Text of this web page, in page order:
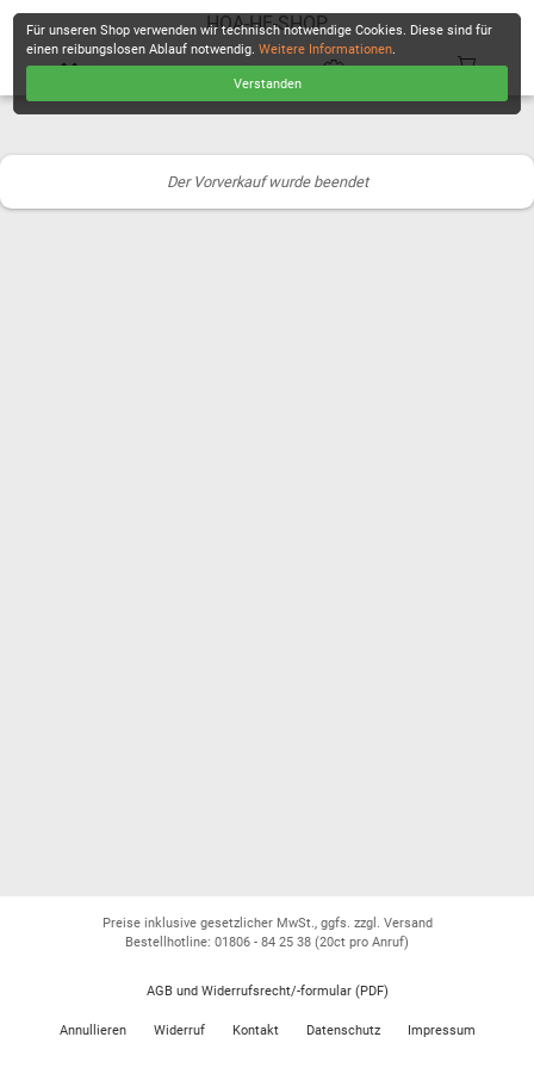
HOA-HF-SHOP
Der Vorverkauf wurde beendet
Für unseren Shop verwenden wir technisch notwendige Cookies. Diese sind für
einen reibungslosen Ablauf notwendig.Weitere Informationen.
Verstanden
Preise inklusive gesetzlicher MwSt., ggfs. zzgl. Versand
Bestellhotline: 01806 - 84 25 38 (20ct pro Anruf)
AGB und Widerrufsrecht/-formular (PDF)
Annullieren Widerruf Kontakt Datenschutz Impressum